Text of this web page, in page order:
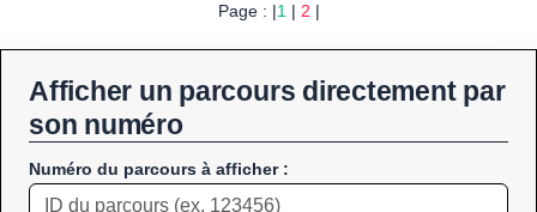
Page : |1| 2 |
Afficher un parcours directement par
son numéro
Numéro du parcours à afficher :